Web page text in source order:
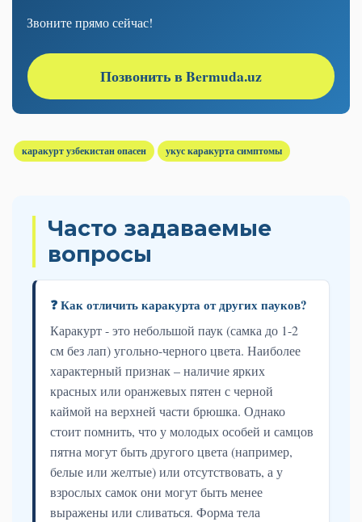
Звоните прямо сейчас!
Позвонить в Bermuda.uz
каракурт узбекистан опасен укус каракурта симптомы
Часто задаваемые
вопросы
❓ Как отличить каракурта от других пауков?
Каракурт - это небольшой паук (самка до 1-2
см без лап) угольно-черного цвета. Наиболее
характерный признак – наличие ярких
красных или оранжевых пятен с черной
каймой на верхней части брюшка. Однако
стоит помнить, что у молодых особей и самцов
пятна могут быть другого цвета (например,
белые или желтые) или отсутствовать, а у
взрослых самок они могут быть менее
выражены или сливаться. Форма тела